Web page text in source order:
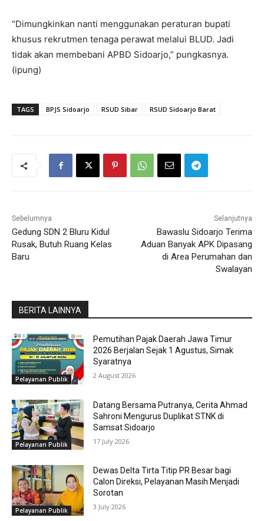
“Dimungkinkan nanti menggunakan peraturan bupati
khusus rekrutmen tenaga perawat melalui BLUD. Jadi
tidak akan membebani APBD Sidoarjo,” pungkasnya.
(ipung)
TAGS BPJS Sidoarjo RSUD Sibar RSUD Sidoarjo Barat
Sebelumnya
Gedung SDN 2 Bluru Kidul
Rusak, Butuh Ruang Kelas
Baru
Selanjutnya
Bawaslu Sidoarjo Terima
Aduan Banyak APK Dipasang
di Area Perumahan dan
Swalayan
BERITA LAINNYA
Pelayanan Publik
Pemutihan Pajak Daerah Jawa Timur
2026 Berjalan Sejak 1 Agustus, Simak
Syaratnya
2 August 2026
Pelayanan Publik
Datang Bersama Putranya, Cerita Ahmad
Sahroni Mengurus Duplikat STNK di
Samsat Sidoarjo
17 July 2026
Pelayanan Publik
Dewas Delta Tirta Titip PR Besar bagi
Calon Direksi, Pelayanan Masih Menjadi
Sorotan
3 July 2026